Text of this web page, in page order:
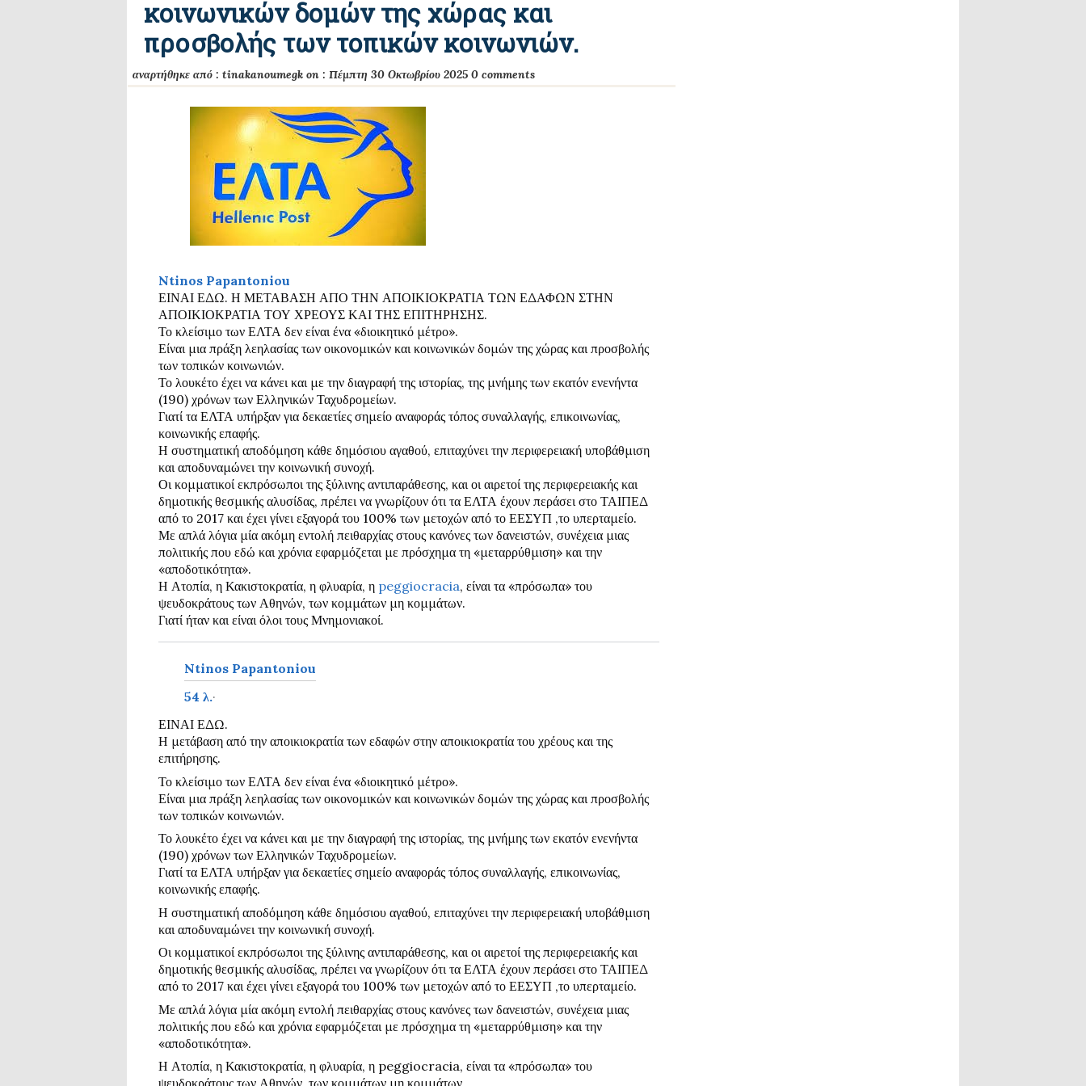
κοινωνικών δομών της χώρας και
προσβολής των τοπικών κοινωνιών.
αναρτήθηκε από : tinakanoumegk on : Πέμπτη 30 Οκτωβρίου 2025 0 comments
οι
ν
ο
π
οι
θ
η
κ
ε
σ
τ
ο
υ
ς
ε
ξ
ή
ς:
Δ
η
μ
ό
Ntinos Papantoniou
ΕΙΝΑΙ ΕΔΩ. Η ΜΕΤΑΒΑΣΗ ΑΠΟ ΤΗΝ ΑΠΟΙΚΙΟΚΡΑΤΙΑ ΤΩΝ ΕΔΑΦΩΝ ΣΤΗΝ
ΑΠΟΙΚΙΟΚΡΑΤΙΑ ΤΟΥ ΧΡΕΟΥΣ ΚΑΙ ΤΗΣ ΕΠΙΤΗΡΗΣΗΣ.
Το κλείσιμο των ΕΛΤΑ δεν είναι ένα «διοικητικό μέτρο».
Είναι μια πράξη λεηλασίας των οικονομικών και κοινωνικών δομών της χώρας και προσβολής
των τοπικών κοινωνιών.
Το λουκέτο έχει να κάνει και με την διαγραφή της ιστορίας, της μνήμης των εκατόν ενενήντα
(190) χρόνων των Ελληνικών Ταχυδρομείων.
Γιατί τα ΕΛΤΑ υπήρξαν για δεκαετίες σημείο αναφοράς τόπος συναλλαγής, επικοινωνίας,
κοινωνικής επαφής.
Η συστηματική αποδόμηση κάθε δημόσιου αγαθού, επιταχύνει την περιφερειακή υποβάθμιση
και αποδυναμώνει την κοινωνική συνοχή.
Οι κομματικοί εκπρόσωποι της ξύλινης αντιπαράθεσης, και οι αιρετοί της περιφερειακής και
δημοτικής θεσμικής αλυσίδας, πρέπει να γνωρίζουν ότι τα ΕΛΤΑ έχουν περάσει στο ΤΑΙΠΕΔ
από το 2017 και έχει γίνει εξαγορά του 100% των μετοχών από το ΕΕΣΥΠ ,το υπερταμείο.
Με απλά λόγια μία ακόμη εντολή πειθαρχίας στους κανόνες των δανειστών, συνέχεια μιας
πολιτικής που εδώ και χρόνια εφαρμόζεται με πρόσχημα τη «μεταρρύθμιση» και την
«αποδοτικότητα».
Η Ατοπία, η Κακιστοκρατία, η φλυαρία, η peggiocracia, είναι τα «πρόσωπα» του
ψευδοκράτους των Αθηνών, των κομμάτων μη κομμάτων.
Γιατί ήταν και είναι όλοι τους Μνημονιακοί.
Ntinos Papantoniou
54 λ.·
ΕΙΝΑΙ ΕΔΩ.
Η μετάβαση από την αποικιοκρατία των εδαφών στην αποικιοκρατία του χρέους και της
επιτήρησης.
Το κλείσιμο των ΕΛΤΑ δεν είναι ένα «διοικητικό μέτρο».
Είναι μια πράξη λεηλασίας των οικονομικών και κοινωνικών δομών της χώρας και προσβολής
των τοπικών κοινωνιών.
Το λουκέτο έχει να κάνει και με την διαγραφή της ιστορίας, της μνήμης των εκατόν ενενήντα
(190) χρόνων των Ελληνικών Ταχυδρομείων.
Γιατί τα ΕΛΤΑ υπήρξαν για δεκαετίες σημείο αναφοράς τόπος συναλλαγής, επικοινωνίας,
κοινωνικής επαφής.
Η συστηματική αποδόμηση κάθε δημόσιου αγαθού, επιταχύνει την περιφερειακή υποβάθμιση
και αποδυναμώνει την κοινωνική συνοχή.
Οι κομματικοί εκπρόσωποι της ξύλινης αντιπαράθεσης, και οι αιρετοί της περιφερειακής και
δημοτικής θεσμικής αλυσίδας, πρέπει να γνωρίζουν ότι τα ΕΛΤΑ έχουν περάσει στο ΤΑΙΠΕΔ
από το 2017 και έχει γίνει εξαγορά του 100% των μετοχών από το ΕΕΣΥΠ ,το υπερταμείο.
Με απλά λόγια μία ακόμη εντολή πειθαρχίας στους κανόνες των δανειστών, συνέχεια μιας
πολιτικής που εδώ και χρόνια εφαρμόζεται με πρόσχημα τη «μεταρρύθμιση» και την
«αποδοτικότητα».
Η Ατοπία, η Κακιστοκρατία, η φλυαρία, η peggiocracia, είναι τα «πρόσωπα» του
ψευδοκράτους των Αθηνών, των κομμάτων μη κομμάτων.